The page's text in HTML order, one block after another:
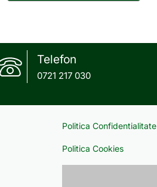
Telefon
0721 217 030
Politica Confidentialitate
Politica Cookies